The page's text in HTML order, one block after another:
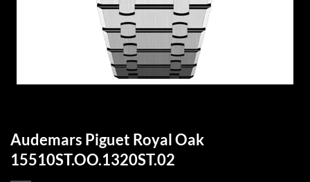
Audemars Piguet Royal Oak
15510ST.OO.1320ST.02